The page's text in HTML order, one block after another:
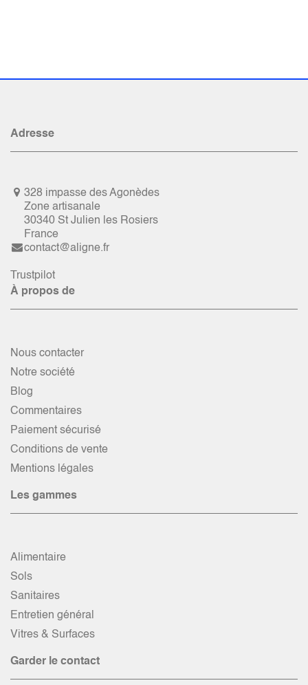
Adresse
328 impasse des Agonèdes
Zone artisanale
30340 St Julien les Rosiers
France
contact@aligne.fr
Trustpilot
À propos de
Nous contacter
Notre société
Blog
Commentaires
Paiement sécurisé
Conditions de vente
Mentions légales
Les gammes
Alimentaire
Sols
Sanitaires
Entretien général
Vitres & Surfaces
Garder le contact